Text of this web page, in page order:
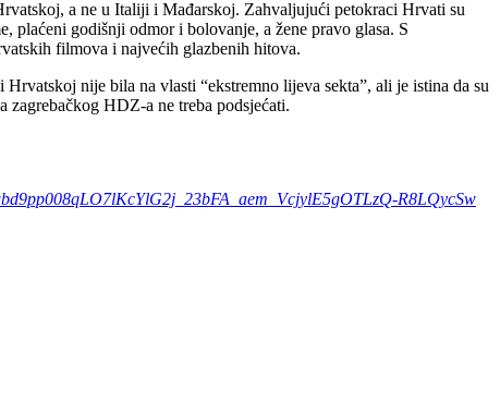
a ne u Italiji i Mađarskoj. Zahvaljujući petokraci Hrvati su
plaćeni godišnji odmor i bolovanje, a žene pravo glasa. S
filmova i najvećih glazbenih hitova.
nije bila na vlasti “ekstremno lijeva sekta”, ali je istina da su
zagrebačkog HDZ-a ne treba podsjećati.
R8LQycSw